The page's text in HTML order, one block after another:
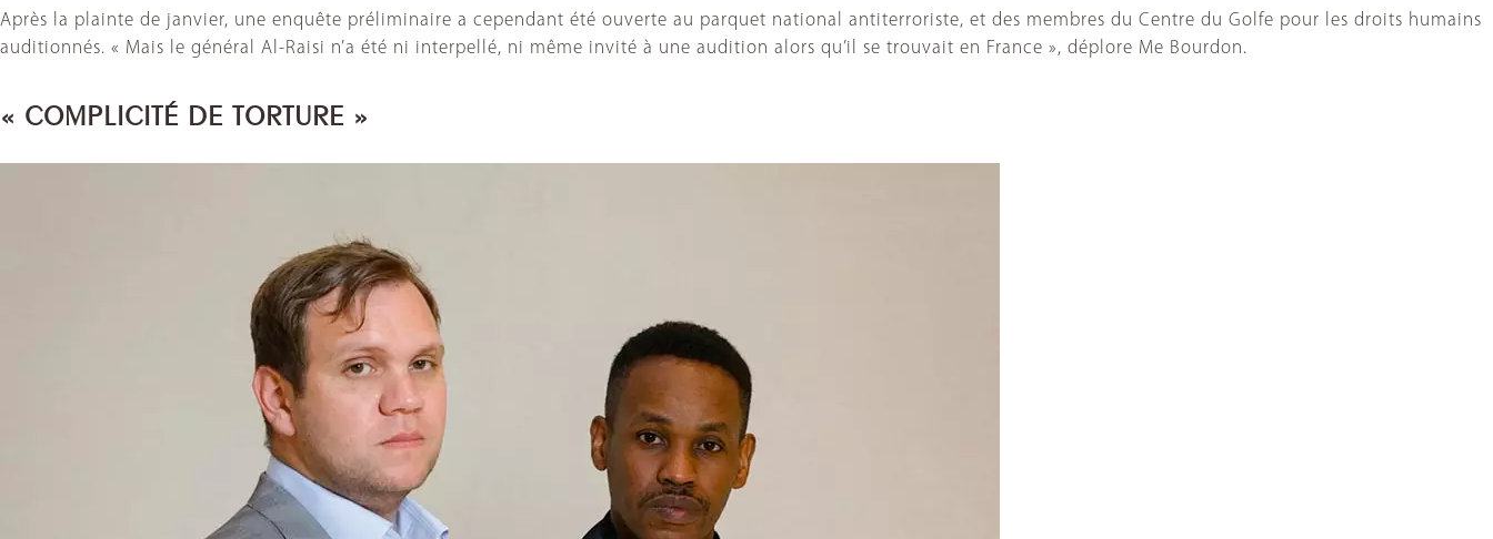
Après la plainte de janvier, une enquête préliminaire a cependant été ouverte au parquet national antiterroriste, et des membres du Centre du Golfe pour les droits humains
auditionnés. « Mais le général Al-Raisi n’a été ni interpellé, ni même invité à une audition alors qu’il se trouvait en France », déplore Me Bourdon.
« COMPLICITÉ DE TORTURE »